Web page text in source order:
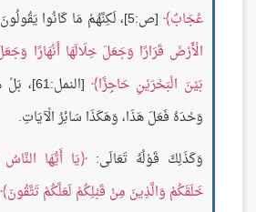
عُجَابٌ [ص:5]، لَكِنَّهُمْ مَا كَانُوا يَقُولُونَ: إِنَّ مَعَهُ إِلَهًا
الْأَرْضَ قَرَارًا وَجَعَلَ خِلَالَهَا أَنْهَارًا
بَيْنَ الْبَحْرَيْنِ حَاجِزًا
وَحْدَهُ فَعَلَ هَذَا، وَهَكَذَا سَائِرُ الْآيَاتِ.
وَكَذَلِكَ قَوْلُهُ تَعَالَى:
يَا أَيُّهَا
خَلَقَكُمْ وَالَّذِينَ مِنْ قَبْلِكُمْ لَعَلَّكُمْ تَتَّقُونَ